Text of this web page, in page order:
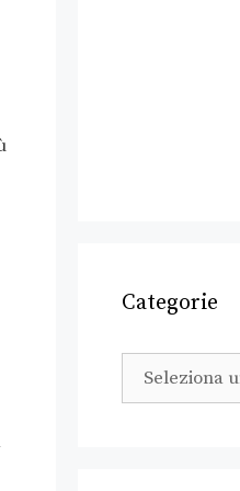
Categorie